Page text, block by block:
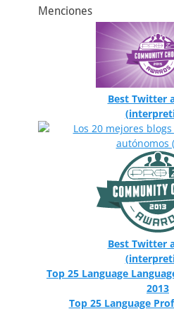
Menciones
Best Twitter
Best Twitter
Top 25 Language
2013
Top 25 Language